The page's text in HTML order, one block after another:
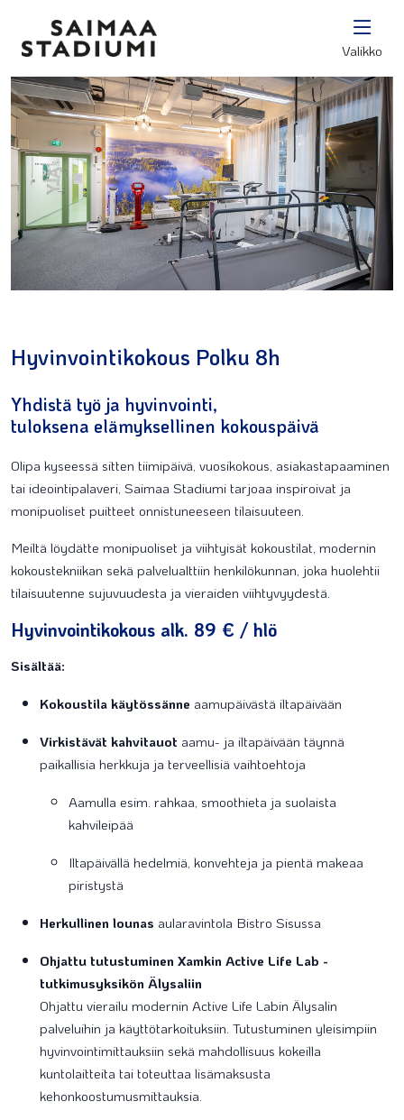
Valikko
Hyvinvointikokous Polku 8h
Yhdistä työ ja hyvinvointi,
tuloksena elämyksellinen kokouspäivä
Olipa kyseessä sitten tiimipäivä, vuosikokous, asiakastapaaminen
tai ideointipalaveri, Saimaa Stadiumi tarjoaa inspiroivat ja
monipuoliset puitteet onnistuneeseen tilaisuuteen.
Meiltä löydätte monipuoliset ja viihtyisät kokoustilat, modernin
kokoustekniikan sekä palvelualttiin henkilökunnan, joka huolehtii
tilaisuutenne sujuvuudesta ja vieraiden viihtyvyydestä.
Hyvinvointikokous alk. 89 € / hlö
Sisältää:
Kokoustila käytössänne aamupäivästä iltapäivään
Virkistävät kahvitauot aamu- ja iltapäivään täynnä
paikallisia herkkuja ja terveellisiä vaihtoehtoja
Aamulla esim. rahkaa, smoothieta ja suolaista
kahvileipää
Iltapäivällä hedelmiä, konvehteja ja pientä makeaa
piristystä
Herkullinen lounas aularavintola Bistro Sisussa
Ohjattu tutustuminen Xamkin Active Life Lab -
tutkimusyksikön Älysaliin
Ohjattu vierailu modernin Active Life Labin Älysalin
palveluihin ja käyttötarkoituksiin. Tutustuminen yleisimpiin
hyvinvointimittauksiin sekä mahdollisuus kokeilla
kuntolaitteita tai toteuttaa lisämaksusta
kehonkoostumusmittauksia.